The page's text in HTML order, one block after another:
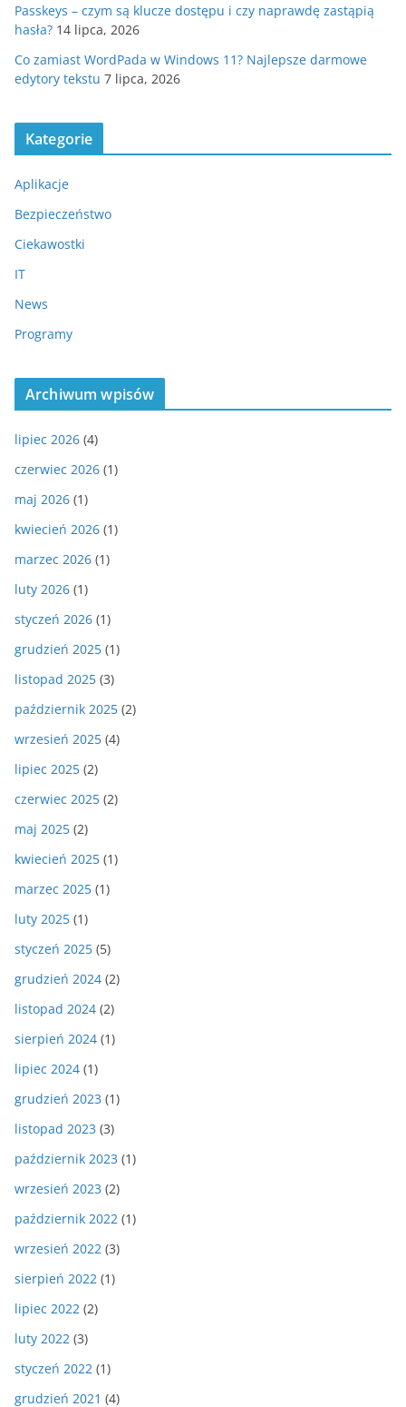
Passkeys – czym są klucze dostępu i czy naprawdę zastąpią
hasła? 14 lipca, 2026
Co zamiast WordPada w Windows 11? Najlepsze darmowe
edytory tekstu 7 lipca, 2026
Kategorie
Aplikacje
Bezpieczeństwo
Ciekawostki
IT
News
Programy
Archiwum wpisów
lipiec 2026 (4)
czerwiec 2026 (1)
maj 2026 (1)
kwiecień 2026 (1)
marzec 2026 (1)
luty 2026 (1)
styczeń 2026 (1)
grudzień 2025 (1)
listopad 2025 (3)
październik 2025 (2)
wrzesień 2025 (4)
lipiec 2025 (2)
czerwiec 2025 (2)
maj 2025 (2)
kwiecień 2025 (1)
marzec 2025 (1)
luty 2025 (1)
styczeń 2025 (5)
grudzień 2024 (2)
listopad 2024 (2)
sierpień 2024 (1)
lipiec 2024 (1)
grudzień 2023 (1)
listopad 2023 (3)
październik 2023 (1)
wrzesień 2023 (2)
październik 2022 (1)
wrzesień 2022 (3)
sierpień 2022 (1)
lipiec 2022 (2)
luty 2022 (3)
styczeń 2022 (1)
grudzień 2021 (4)